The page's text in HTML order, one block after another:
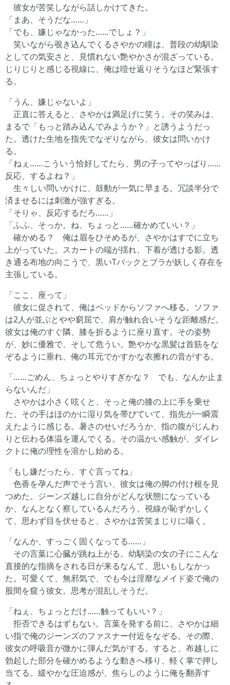
彼女が苦笑しながら話しかけてきた。
「まあ、そうだな……」
「でも、嫌じゃなかった……でしょ？」
笑いながら覗き込んでくるさやかの瞳は、普段の幼馴染
としての気安さと、見慣れない艶やかさが混ざっている。
じりじりと感じる視線に、俺は噎せ返りそうなほど緊張す
る。
「うん、嫌じゃないよ」
正直に答えると、さやかは満足げに笑う。その笑みは、
まるで「もっと踏み込んでみようか？」と誘うようだっ
た。透けた生地を指先でなぞりながら、彼女は問いかけ
る。
「ねぇ……こういう恰好してたら、男の子ってやっぱり……
反応、するよね？」
生々しい問いかけに、鼓動が一気に早まる。冗談半分で
済ませるには刺激が強すぎる。
「そりゃ、反応するだろ……」
「ふふ、そっか。ね、ちょっと……確かめていい？」
確かめる？ 俺は眉をひそめるが、さやかはすでに立ち
上がっていた。スカートの端が揺れ、下着が透ける影。透
き通る布地の向こうで、黒いTバックとブラが妖しく存在を
主張している。
「ここ、座って」
彼女に促されて、俺はベッドからソファへ移る。ソファ
は2人が並ぶとやや窮屈で、肩が触れ合いそうな距離感だ。
彼女は俺のすぐ隣、膝を折るように座り直す。その姿勢
が、妙に優雅で、そして危うい。艶やかな黒髪は首筋をな
ぞるように垂れ、俺の耳元でかすかな衣擦れの音がする。
「……ごめん、ちょっとやりすぎかな？ でも、なんか止ま
らないんだ」
さやかは小さく呟くと、そっと俺の膝の上に手を乗せ
た。その手はほのかに湿り気を帯びていて、指先が一瞬震
えたように感じる。暑さのせいだろうか、指の腹がじんわ
りと伝わる体温を運んでくる。その温かい感触が、ダイレ
クトに俺の理性を溶かし始める。
「もし嫌だったら、すぐ言ってね」
色香を孕んだ声でそう言い、彼女は俺の脚の付け根を見
つめた。ジーンズ越しに自分がどんな状態になっている
か、なんとなく察しているんだろう。視線が恥ずかしく
て、思わず目を伏せると、さやかは苦笑まじりに囁く。
「なんか、すっごく固くなってる……」
その言葉に心臓が跳ね上がる。幼馴染の女の子にこんな
直接的な指摘をされる日が来るなんて、思いもしなかっ
た。可愛くて、無邪気で、でも今は淫靡なメイド姿で俺の
股間を窺う彼女。思考が混乱しそうだ。
「ねぇ、ちょっとだけ……触ってもいい？」
拒否できるはずもない。言葉を発する前に、さやかは細
い指で俺のジーンズのファスナー付近をなぞる。その際、
彼女の呼吸音が微かに弾んだ気がする。すると、布越しに
勃起した部分を確かめるような動きへ移り、軽く掌で押し
当てる。緩やかな圧迫感が、焦らしのように俺を翻弄す